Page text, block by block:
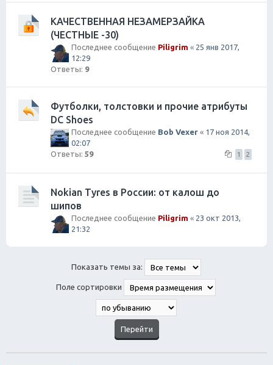
КАЧЕСТВЕННАЯ НЕЗАМЕРЗАЙКА
(ЧЕСТНЫЕ -30)
Последнее сообщение Piligrim « 25 янв 2017,
12:29
Ответы: 9
Футболки, толстовки и прочие атрибуты
DC Shoes
Последнее сообщение Bob Vexer « 17 ноя 2014,
02:07
Ответы: 59 1 2
Nokian Tyres в России: от калош до
шипов
Последнее сообщение Piligrim « 23 окт 2013,
21:32
Показать темы за:
Поле сортировки